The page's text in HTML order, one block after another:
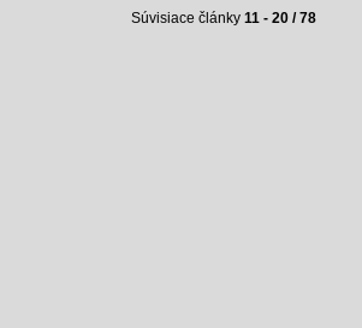
Súvisiace články 11 - 20 / 78